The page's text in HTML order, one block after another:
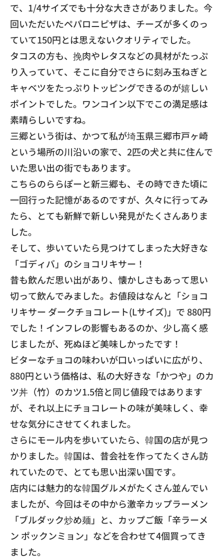
で、1/4サイズでも十分な大きさがありました。 今
回いただいたペパロニピザは、チーズが多くのっ
ていて150円とは思えないクオリティでした。
タコスの方も、挽肉やレタスなどの具材がたっぷ
り入っていて、 そこに自分でさらに刻み玉ねぎと
キャベツをたっぷりトッピングできるのが嬉しい
ポイントでした。 ワンコイン以下でこの満足感は
素晴らしいですね。
​三郷という街は、 かつて私が埼玉県三郷市戸ヶ崎
という場所の川沿いの家で、 2匹の犬と共に住んで
いた思い出の街でもあります。
こちらのららぽーと新三郷も、 その時できた頃に
一回行った記憶があるのですが、 久々に行ってみ
たら、 とても新鮮で新しい発見がたくさんありま
した。
​そして、歩いていたら見つけてしまった大好きな
「ゴディバ」 のショコリキサー！
昔も飲んだ思い出があり、 懐かしさもあって思い
切って飲んでみました。お値段はなんと「ショコ
リキサー ダークチョコレート(Lサイズ)」で 880円
でした！インフレの影響もあるのか、 少し高く感
じましたが、死ぬほど美味しかったです！
ビターなチョコの味わいが口いっぱいに広がり、
880円という価格は、私の大好きな「かつや」のカ
ツ丼（竹）のカツ1.5倍と同じ値段ではあります
が、 それ以上にチョコレートの味が美味しく、 幸
せな気分にさせてくれました。
​さらにモール内を歩いていたら、韓国の店が見つ
かりました。 韓国は、昔会社を作ってたくさん訪
れていたので、 とても思い出深い国です。
店内には魅力的な韓国グルメがたくさん並んでい
ましたが、 今回はその中から激辛カップラーメン
「ブルダック炒め麺」と、 カップご飯「辛ラーメ
ン ポックンミョン」などを合わせて4個買ってき
ました。